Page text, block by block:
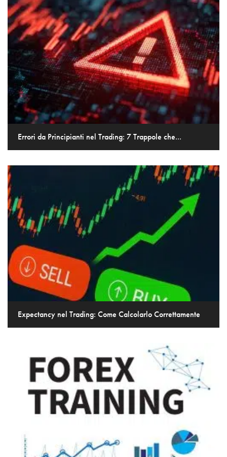
Errori da Principianti nel Trading: 7 Trappole che...
Expectancy nel Trading: Come Calcolarlo Correttamente